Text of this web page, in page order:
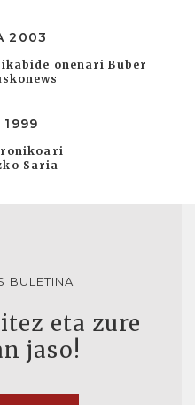
2003
onenari Buber
1999
Saria
BULETINA
eta zure
jaso!